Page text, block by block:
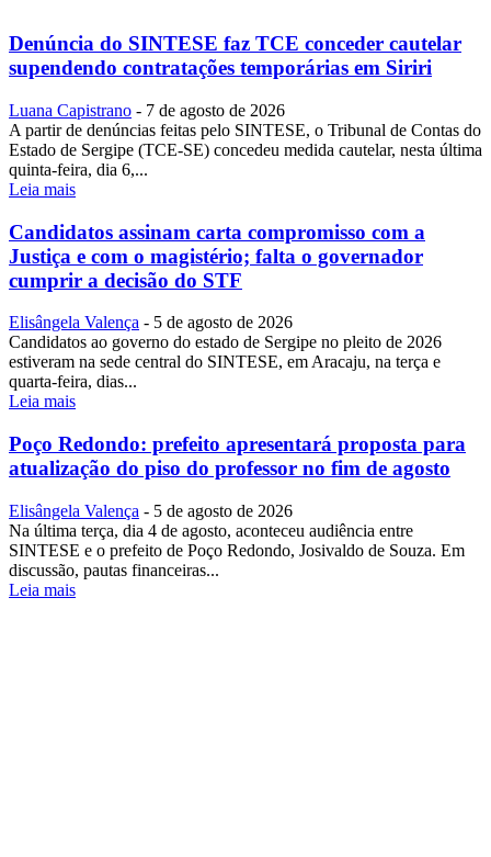
Denúncia do SINTESE faz TCE conceder cautelar
supendendo contratações temporárias em Siriri
Luana Capistrano - 7 de agosto de 2026
A partir de denúncias feitas pelo SINTESE, o Tribunal de Contas do
Estado de Sergipe (TCE-SE) concedeu medida cautelar, nesta última
quinta-feira, dia 6,...
Leia mais
Candidatos assinam carta compromisso com a
Justiça e com o magistério; falta o governador
cumprir a decisão do STF
Elisângela Valença - 5 de agosto de 2026
Candidatos ao governo do estado de Sergipe no pleito de 2026
estiveram na sede central do SINTESE, em Aracaju, na terça e
quarta-feira, dias...
Leia mais
Poço Redondo: prefeito apresentará proposta para
atualização do piso do professor no fim de agosto
Elisângela Valença - 5 de agosto de 2026
Na última terça, dia 4 de agosto, aconteceu audiência entre
SINTESE e o prefeito de Poço Redondo, Josivaldo de Souza. Em
discussão, pautas financeiras...
Leia mais